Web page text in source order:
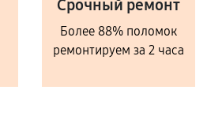
Срочный ремонт
Более 88% поломок
ремонтируем за 2 часа